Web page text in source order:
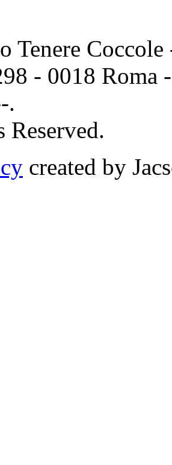
Tenere
- 0018 Roma
.
created by